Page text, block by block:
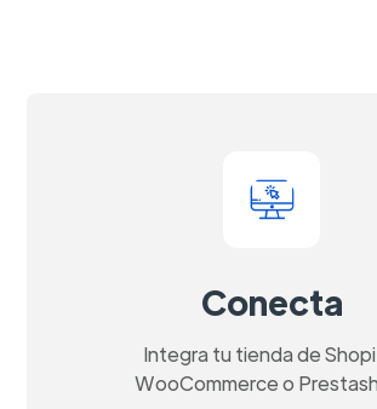
Conecta
Integra tu tienda de
WooCommerce o